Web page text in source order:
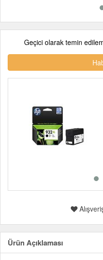
Geçici olarak temin
Ürün Açıklaması